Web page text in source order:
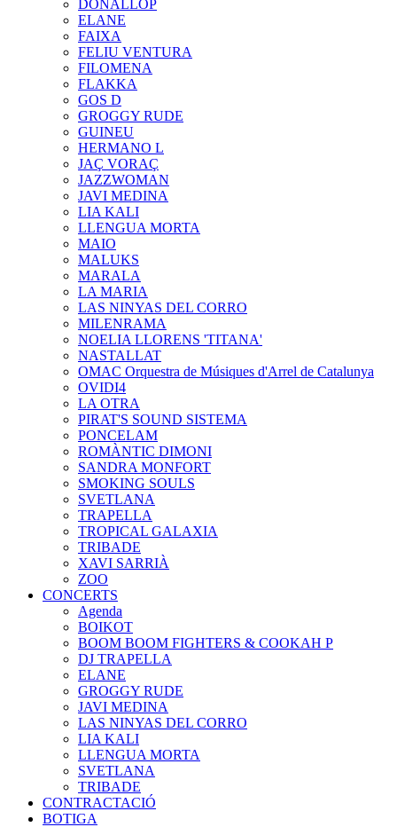
DONALLOP
ELANE
FAIXA
FELIU VENTURA
FILOMENA
FLAKKA
GOS D
GROGGY RUDE
GUINEU
HERMANO L
JAÇ VORAÇ
JAZZWOMAN
JAVI MEDINA
LIA KALI
LLENGUA MORTA
MAIO
MALUKS
MARALA
LA MARIA
LAS NINYAS DEL CORRO
MILENRAMA
NOELIA LLORENS 'TITANA'
NASTALLAT
OMAC Orquestra de Músiques d'Arrel de Catalunya
OVIDI4
LA OTRA
PIRAT'S SOUND SISTEMA
PONCELAM
ROMÀNTIC DIMONI
SANDRA MONFORT
SMOKING SOULS
SVETLANA
TRAPELLA
TROPICAL GALAXIA
TRIBADE
XAVI SARRIÀ
ZOO
CONCERTS
Agenda
BOIKOT
BOOM BOOM FIGHTERS & COOKAH P
DJ TRAPELLA
ELANE
GROGGY RUDE
JAVI MEDINA
LAS NINYAS DEL CORRO
LIA KALI
LLENGUA MORTA
SVETLANA
TRIBADE
CONTRACTACIÓ
BOTIGA